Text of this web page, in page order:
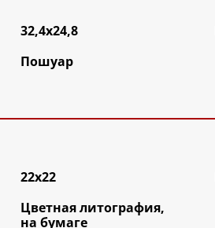
32,4х24,8
Пошуар
22х22
Цветная литография,
на бумаге